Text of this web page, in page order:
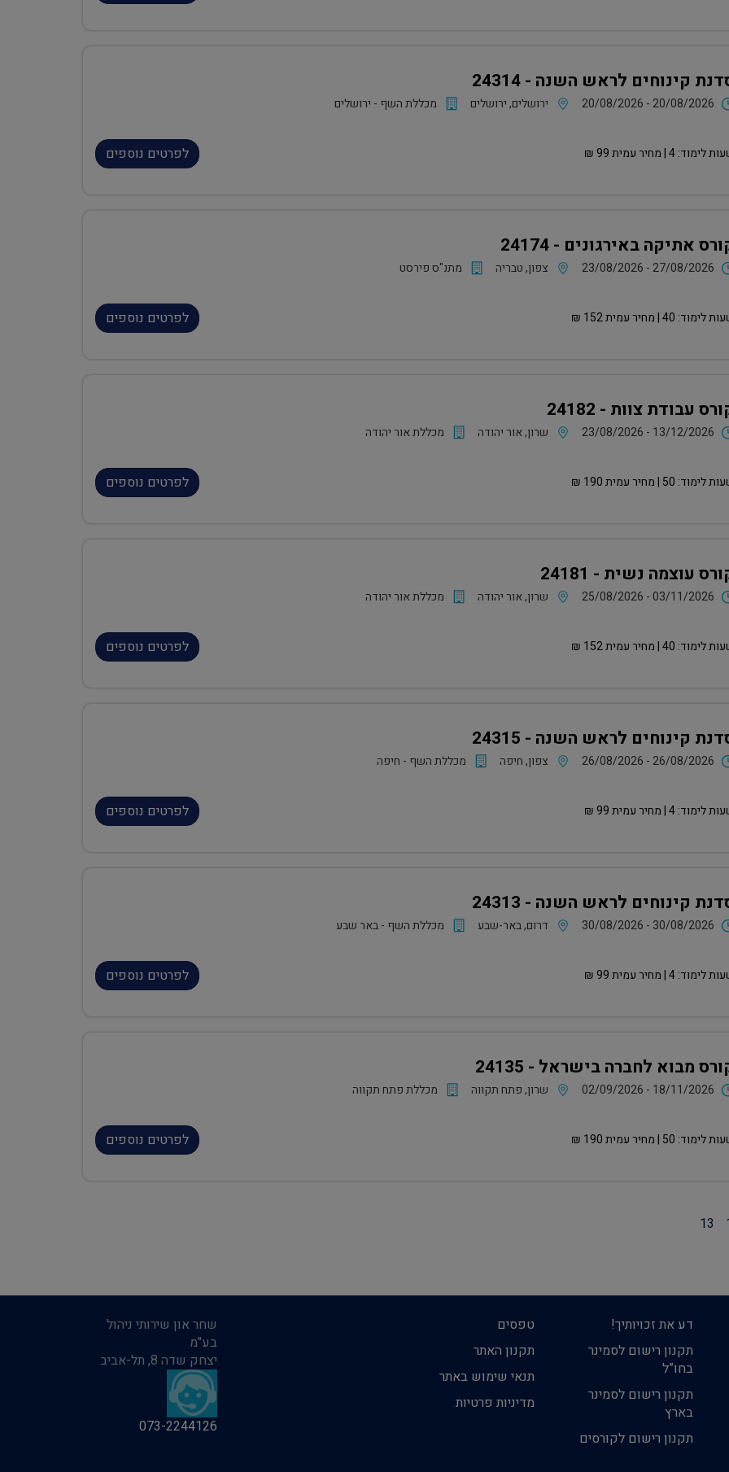
קינוחים לראש השנה - 24314
20/08/2026 - 20/08/2026 ירושלים, ירושלים מכללת השף - ירושלים
לימוד:4| מחיר עמית99
₪ לפרטים נוספים
אתיקה באירגונים - 24174
23/08/2026 - 27/08/2026 צפון, טבריה מתנ"ס פירסט
לימוד: 40| מחיר עמית152
₪ לפרטים נוספים
עבודת צוות - 24182
23/08/2026 - 13/12/2026 שרון, אור יהודה מכללת אור יהודה
לימוד: 50 | מחיר עמית190
₪ לפרטים נוספים
עוצמה נשית - 24181
25/08/2026 - 03/11/2026 שרון, אור יהודה מכללת אור יהודה
לימוד: 40| מחיר עמית152
₪ לפרטים נוספים
קינוחים לראש השנה - 24315
26/08/2026 - 26/08/2026 צפון, חיפה מכללת השף - חיפה
לימוד:4| מחיר עמית99
₪ לפרטים נוספים
קינוחים לראש השנה - 24313
30/08/2026 - 30/08/2026 דרום, באר-שבע מכללת השף - באר שבע
לימוד:4| מחיר עמית99
₪ לפרטים נוספים
מבוא לחברה בישראל - 24135
02/09/2026 - 18/11/2026 שרון, פתח תקווה מכללת פתח תקווה
לימוד: 50 | מחיר עמית190
₪ לפרטים נוספים
13
דע את זכויותיך!
תקנון רישום לסמינר
בחו”ל
תקנון רישום לסמינר
בארץ
תקנון רישום לקורסים
טפסים
תקנון האתר
תנאי שימוש באתר
מדיניות פרטיות
שחר און שירותי ניהול
בע"מ
יצחק שדה 8, תל-אביב
073-2244126